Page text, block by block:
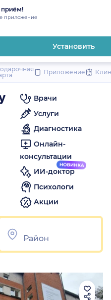
приём!
приложение
Установить
Приложение
Врачи
Услуги
Диагностика
Онлайн-
консультации
ИИ-доктор
Психологи
Акции